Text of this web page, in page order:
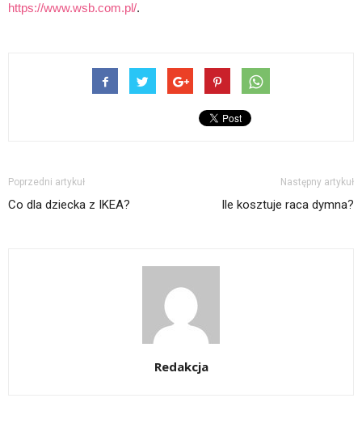
https://www.wsb.com.pl/.
Poprzedni artykuł
Co dla dziecka z IKEA?
Następny artykuł
Ile kosztuje raca dymna?
Redakcja